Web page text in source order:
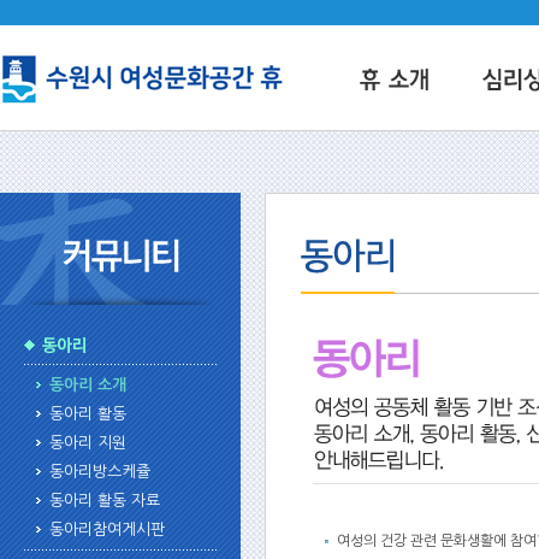
동아리 소개
동아리 활동
동아리 지원
동아리방스케쥴
동아리 활동 자료
동아리참여게시판
여성의 건강 관련 문화생활에 참